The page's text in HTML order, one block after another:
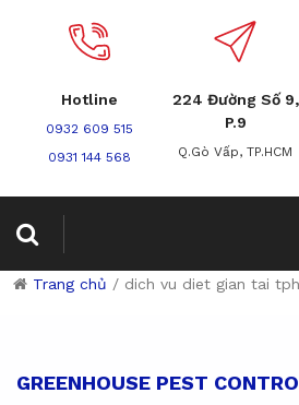
Hotline
0932 609 515
0931 144 568
224 Đường Số 9,
P.9
Q.Gò Vấp, TP.HCM
Trang chủ / dich vu diet gian tai
GREENHOUSE PEST